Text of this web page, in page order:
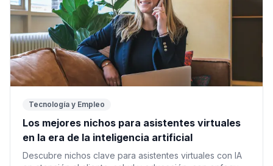
Tecnología y Empleo
Los mejores nichos para asistentes virtuales
en la era de la inteligencia artificial
Descubre nichos clave para asistentes virtuales con IA